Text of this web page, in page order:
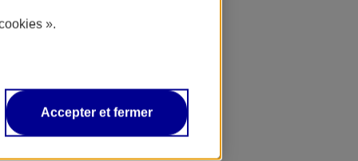
».
Accepter et fermer
et
par la